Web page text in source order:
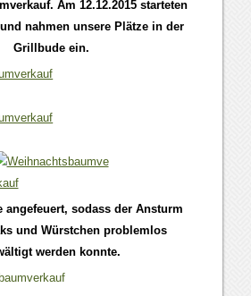
Am 12.12.2015 starteten
nahmen unsere Plätze in der
Grillbude ein.
angefeuert, sodass der Ansturm
und Würstchen problemlos
werden konnte.